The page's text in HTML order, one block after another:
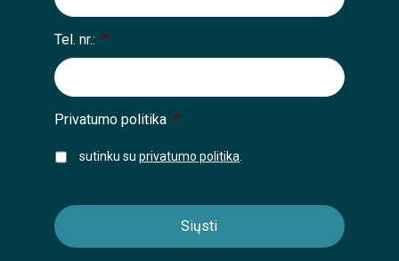
Tel. nr.: *
Privatumo politika *
sutinku su privatumo politika